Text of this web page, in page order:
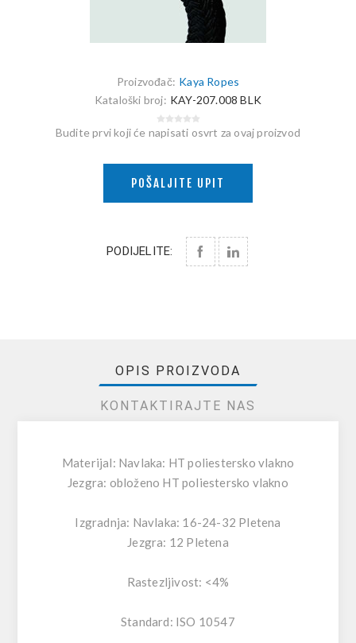
Proizvođač: Kaya Ropes
Kataloški broj: KAY-207.008 BLK
Budite prvi koji će napisati osvrt za ovaj proizvod
POŠALJITE UPIT
PODIJELITE:
OPIS PROIZVODA
KONTAKTIRAJTE NAS
Materijal: Navlaka: HT poliestersko vlakno
Jezgra: obloženo HT poliestersko vlakno
Izgradnja: Navlaka: 16-24-32 Pletena
Jezgra: 12 Pletena
Rastezljivost: <4%
Standard: ISO 10547